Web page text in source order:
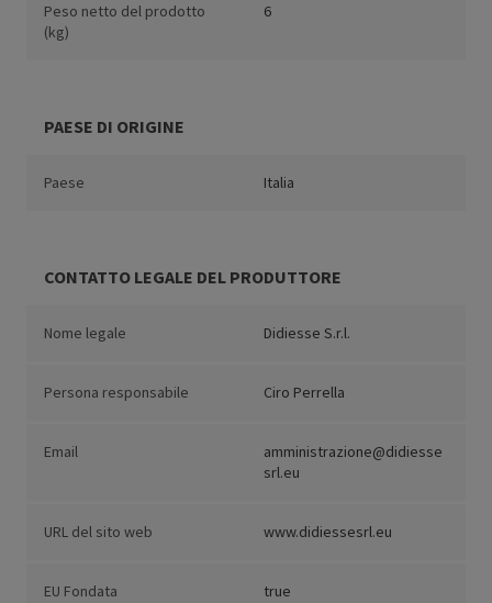
Peso netto del prodotto
(kg)
6
PAESE DI ORIGINE
Paese Italia
CONTATTO LEGALE DEL PRODUTTORE
Nome legale Didiesse S.r.l.
Persona responsabile Ciro Perrella
Email
amministrazione@didiesse
srl.eu
URL del sito web www.didiessesrl.eu
EU Fondata true